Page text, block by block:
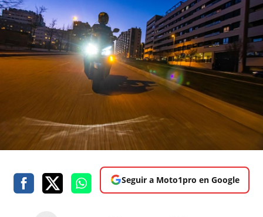
Seguir a Moto1pro en Google